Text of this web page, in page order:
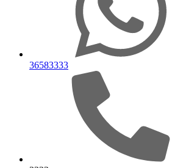
36583333